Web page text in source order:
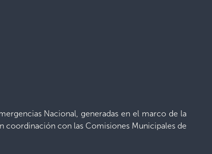
Nacional, generadas en el marco de la
coordinación con las Comisiones Municipales de